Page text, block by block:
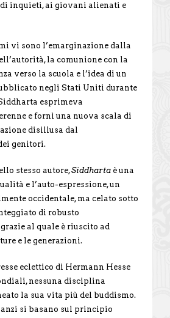
inquieti, ai giovani alienati e
vi sono l’emarginazione dalla
la comunione con la
verso la scuola e l’idea di un
negli Stati Uniti durante
esprimeva
e fornì una nuova scala di
disillusa dal
genitori.
stesso autore,Siddharta è una
e l’auto-espressione, un
occidentale, ma celato sotto
di robusto
al quale è riuscito ad
e le generazioni.
eclettico di Hermann Hesse
nessuna disciplina
la sua vita più del buddismo.
si basano sul principio